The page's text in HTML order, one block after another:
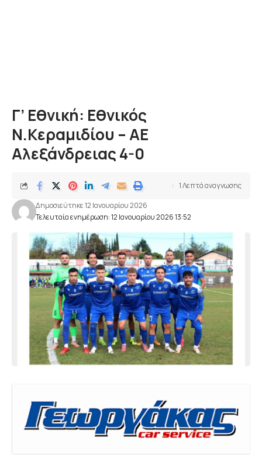
Γ’ Εθνική: Εθνικός
Ν.Κεραμιδίου – ΑΕ
Αλεξάνδρειας 4-0
Τελευταία ενημέρωση: 12 Ιανουαρίου 2026 13:52
Δημοσιεύτηκε 12 Ιανουαρίου 2026
1 Λεπτά αναγνωσης